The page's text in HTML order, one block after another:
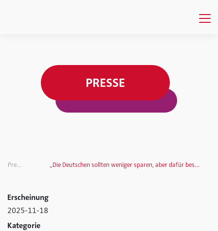
PRESSE
Presse „Die Deutschen sollten weniger sparen, aber dafür besser“
Erscheinung
2025-11-18
Kategorie